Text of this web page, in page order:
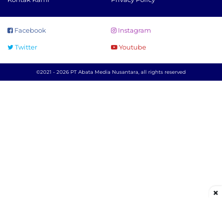
Facebook Instagram
Twitter Youtube
©2021 - 2026 PT Abata Media Nusantara, all rights reserved
×